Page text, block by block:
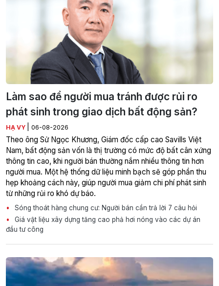
Làm sao để người mua tránh được rủi ro
phát sinh trong giao dịch bất động sản?
HẠ VY 06-08-2026
Theo ông Sử Ngọc Khương, Giám đốc cấp cao Savills Việt
Nam, bất động sản vốn là thị trường có mức độ bất cân xứng
thông tin cao, khi người bán thường nắm nhiều thông tin hơn
người mua. Một hệ thống dữ liệu minh bạch sẽ góp phần thu
hẹp khoảng cách này, giúp người mua giảm chi phí phát sinh
từ những rủi ro khó dự báo.
Sóng thoát hàng chung cư: Người bán cần trả lời 7 câu hỏi
Giá vật liệu xây dựng tăng cao phả hơi nóng vào các dự án
đầu tư công